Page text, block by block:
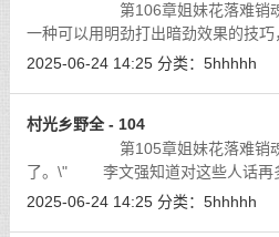
第106章姐妹花落难销魂
一种可以用明劲打出暗劲效果的技
大发力之法核心之一，虽然是最基础
2025-06-24 14:25 分类： 5hhhhh
村光乡野全 - 104
第105章姐妹花落难销魂
了。\" 李文强知道对这些人话再
脚一蹬，前脚一蹭，双腿如抱月开弓
2025-06-24 14:25 分类： 5hhhhh